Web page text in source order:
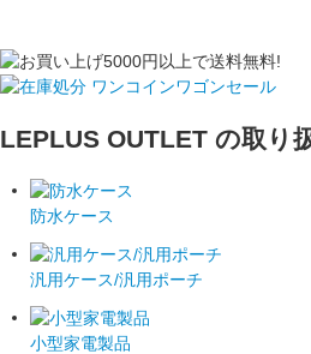
LEPLUS OUTLET の取り
防水ケース
汎用ケース/汎用ポーチ
小型家電製品